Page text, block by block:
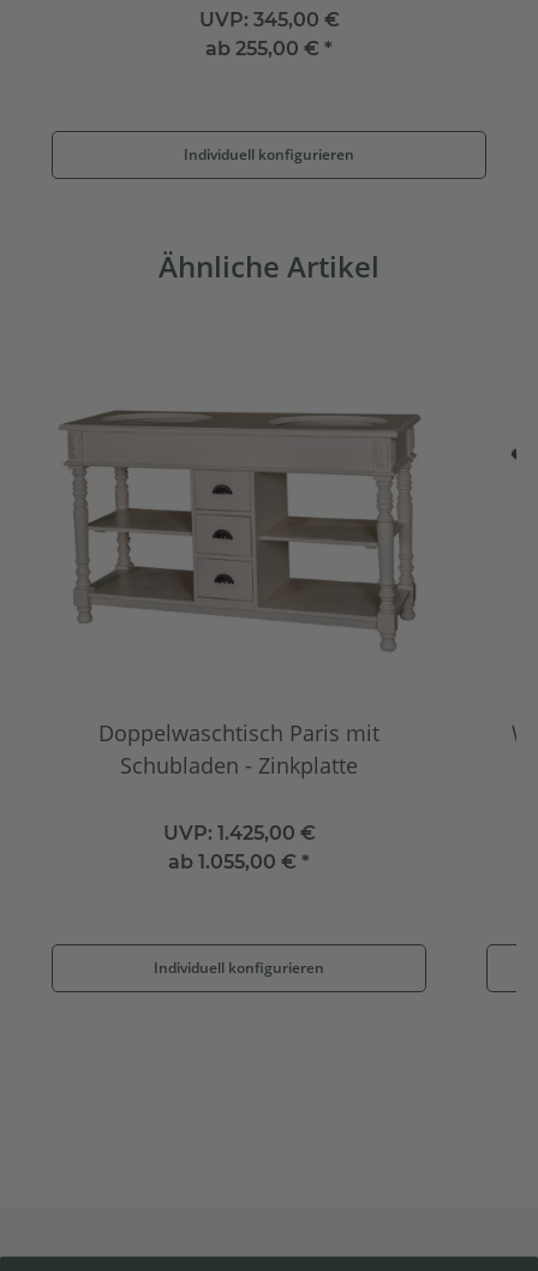
UVP: 345,00 €
ab255,00 € *
Individuell konfigurieren
Ähnliche Artikel
Doppelwaschtisch Paris mit
Schubladen - Zinkplatte
UVP: 1.425,00 €
ab1.055,00 € *
Individuell konfigurieren